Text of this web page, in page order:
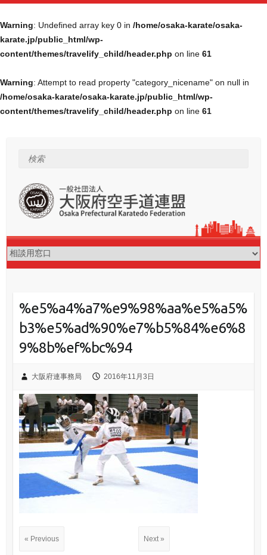
Warning: Undefined array key 0 in /home/osaka-karate/osaka-
karate.jp/public_html/wp-
content/themes/travelify_child/header.php on line 61
Warning: Attempt to read property "category_nicename" on null in
/home/osaka-karate/osaka-karate.jp/public_html/wp-
content/themes/travelify_child/header.php on line 61
検索
%e5%a4%a7%e9%98%aa%e5%a5%
b3%e5%ad%90%e7%b5%84%e6%8
9%8b%ef%bc%94
大阪府連事務局 2016年11月3日
« Previous Next »